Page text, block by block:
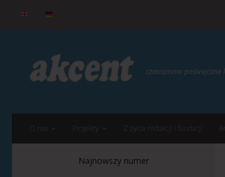
Przejdź do treści
czasopismo
Projekty Z życia redakcji i fundacji
Najnowszy numer